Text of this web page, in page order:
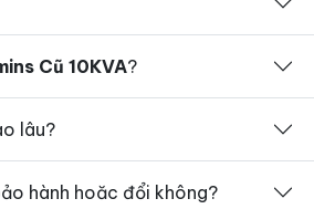
Cũ 10KVA?
lâu?
hành hoăc đổi không?